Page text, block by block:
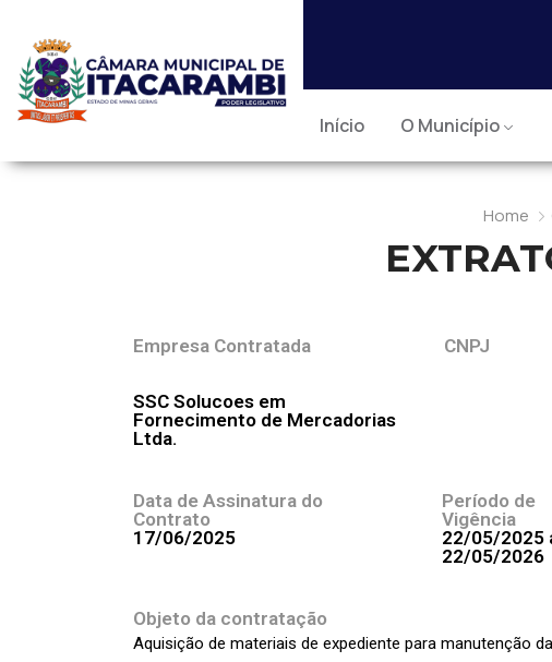
Início O Município
Home
Empresa Contratada
SSC Solucoes em
Fornecimento de Mercadorias
Ltda.
CNPJ
Data de Assinatura do
Contrato
17/06/2025
Período de
Vigência
22/05/2025
22/05/2026
Objeto da contratação
Aquisição de materiais de expediente para manutenção